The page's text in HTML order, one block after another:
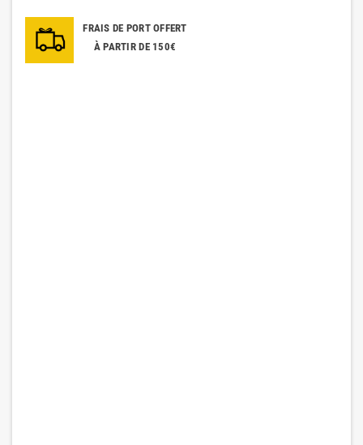
FRAIS DE PORT OFFERT
À PARTIR DE 150€